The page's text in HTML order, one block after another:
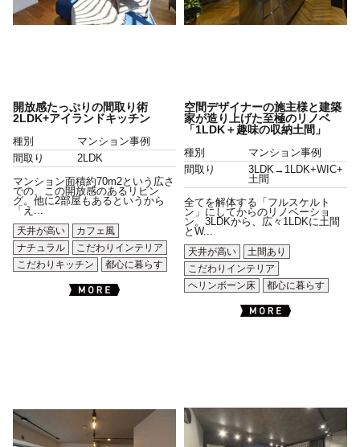
開放感たっぷりの間取り術
2LDK+アイランドキッチン
種別
マンション事例
間取り
2LDK
マンション面積約70m2という広さ
での、この開放感のあるリビン
グ。他に2部屋もあるというから
「え...
天井が高い
カフェ風
ナチュラル
こだわりインテリア
こだわりキッチン
都心に暮らす
空間デザイナーの施主様と建築
家が造り上げた至極のリノベ
「1LDK＋趣味の収納土間」
種別
マンション事例
間取り
3LDK→1LDK+WIC+
土間
全てを解体する「フルスケルト
ン」にしてからのリノベーショ
ン。3LDKから、広々1LDKに土間
とW...
天井が高い
土間あり
こだわりインテリア
ヘリンボーン床
都心に暮らす